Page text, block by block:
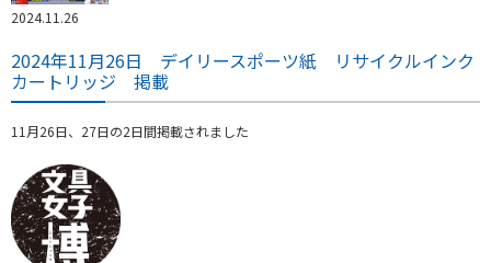
2024.11.26
2024年11月26日 デイリースポーツ紙 リサイクルインク
カートリッジ 掲載
11月26日、27日の2日間掲載されました